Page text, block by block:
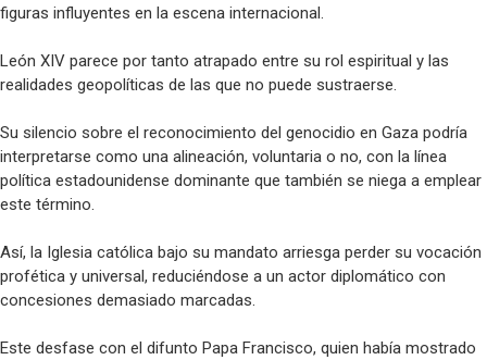
figuras influyentes en la escena internacional.
León XIV parece por tanto atrapado entre su rol espiritual y las
realidades geopolíticas de las que no puede sustraerse.
Su silencio sobre el reconocimiento del genocidio en Gaza podría
interpretarse como una alineación, voluntaria o no, con la línea
política estadounidense dominante que también se niega a emplear
este término.
Así, la Iglesia católica bajo su mandato arriesga perder su vocación
profética y universal, reduciéndose a un actor diplomático con
concesiones demasiado marcadas.
Este desfase con el difunto Papa Francisco, quien había mostrado